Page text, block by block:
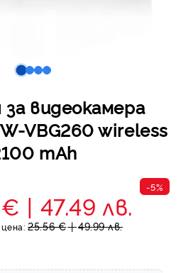
видеокамера
VBG260 wireless
mAh
-5%
47.49 лв.
25.56 € 49.99 лв.